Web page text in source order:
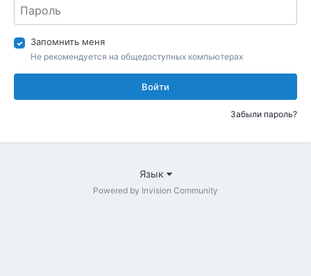
Запомнить меня
Не рекомендуется на общедоступных компьютерах
Войти
Забыли пароль?
Язык
Powered by Invision Community